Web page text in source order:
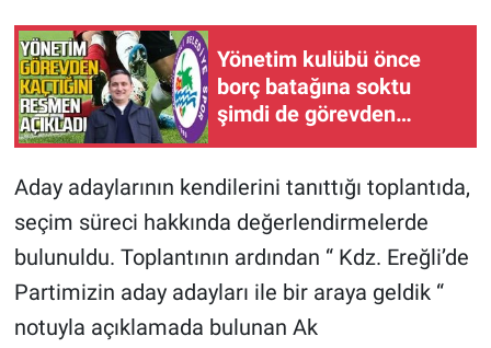
Yönetim kulübü önce
borç batağına soktu
şimdi de görevden
Aday adaylarının kendilerini tanıttığı toplantıda,
seçim süreci hakkında değerlendirmelerde
bulunuldu. Toplantının ardından “ Kdz. Ereğli’de
Partimizin aday adayları ile bir araya geldik “
notuyla açıklamada bulunan Ak